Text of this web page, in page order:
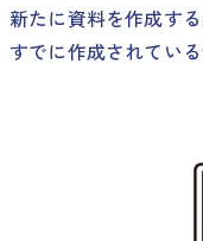
新たに資料を作成す
すでに作成されてい